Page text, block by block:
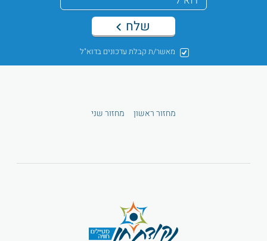
מאשר/ת קבלת עדכונים בדוא"ל
שלח
מחזור ראשון מחזור שני